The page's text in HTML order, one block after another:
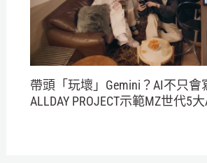
帶頭「玩壞」Gemini？AI不只會
ALLDAY PROJECT示範MZ世代5